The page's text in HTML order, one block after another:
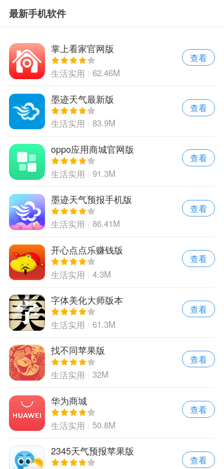
最新手机软件
掌上看家官网版
生活实用 62.46M
查看
墨迹天气最新版
生活实用 83.9M
查看
oppo应用商城官网版
生活实用 91.3M
查看
墨迹天气预报手机版
生活实用 86.41M
查看
开心点点乐赚钱版
生活实用 4.3M
查看
字体美化大师版本
生活实用 61.3M
查看
找不同苹果版
生活实用 32M
查看
华为商城
生活实用 50.8M
查看
2345天气预报苹果版
查看